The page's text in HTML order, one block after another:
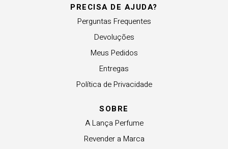
PRECISA DE AJUDA?
Perguntas Frequentes
Devoluções
Meus Pedidos
Entregas
Política de Privacidade
SOBRE
A Lança Perfume
Revender a Marca